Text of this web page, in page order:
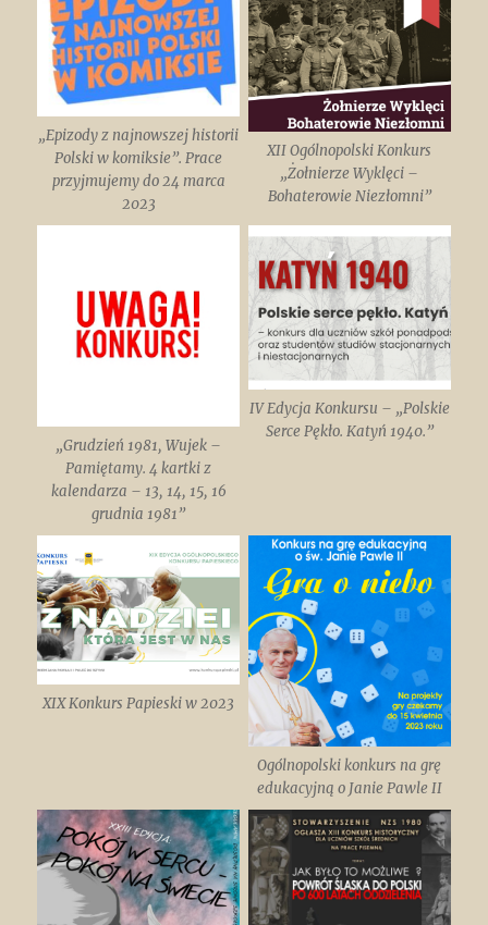
„Epizody z najnowszej historii
Polski w komiksie”. Prace
przyjmujemy do 24 marca
2023
XII Ogólnopolski Konkurs
„Żołnierze Wyklęci –
Bohaterowie Niezłomni”
„Grudzień 1981, Wujek –
Pamiętamy. 4 kartki z
kalendarza – 13, 14, 15, 16
grudnia 1981”
IV Edycja Konkursu – „Polskie
Serce Pękło. Katyń 1940.”
XIX Konkurs Papieski w 2023
Ogólnopolski konkurs na grę
edukacyjną o Janie Pawle II